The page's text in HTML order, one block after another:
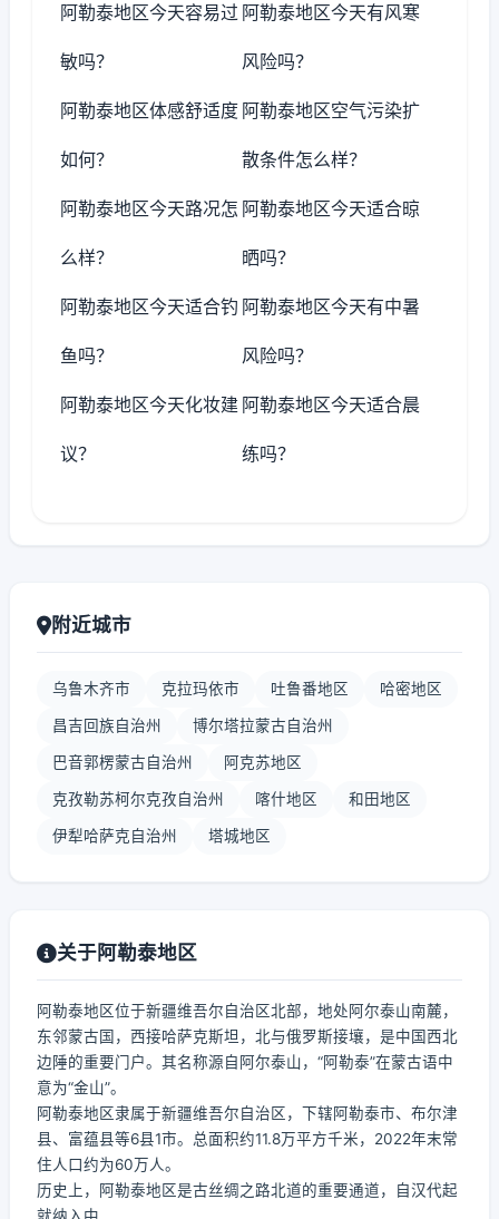
阿勒泰地区今天容易过
敏吗？
阿勒泰地区今天有风寒
风险吗？
阿勒泰地区体感舒适度
如何？
阿勒泰地区空气污染扩
散条件怎么样？
阿勒泰地区今天路况怎
么样？
阿勒泰地区今天适合晾
晒吗？
阿勒泰地区今天适合钓
鱼吗？
阿勒泰地区今天有中暑
风险吗？
阿勒泰地区今天化妆建
议？
阿勒泰地区今天适合晨
练吗？
附近城市
乌鲁木齐市 克拉玛依市 吐鲁番地区 哈密地区
昌吉回族自治州 博尔塔拉蒙古自治州
巴音郭楞蒙古自治州 阿克苏地区
克孜勒苏柯尔克孜自治州 喀什地区 和田地区
伊犁哈萨克自治州 塔城地区
关于阿勒泰地区
阿勒泰地区位于新疆维吾尔自治区北部，地处阿尔泰山南麓，
东邻蒙古国，西接哈萨克斯坦，北与俄罗斯接壤，是中国西北
边陲的重要门户。其名称源自阿尔泰山，“阿勒泰”在蒙古语中
意为“金山”。
阿勒泰地区隶属于新疆维吾尔自治区，下辖阿勒泰市、布尔津
县、富蕴县等6县1市。总面积约11.8万平方千米，2022年末常
住人口约为60万人。
历史上，阿勒泰地区是古丝绸之路北道的重要通道，自汉代起